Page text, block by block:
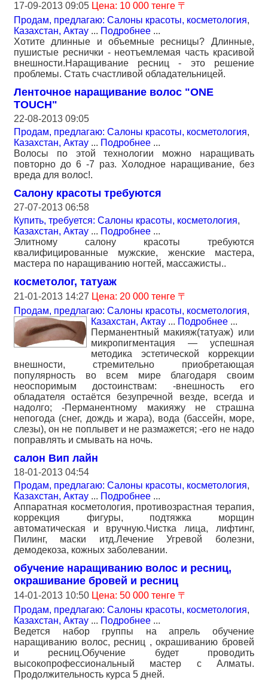
17-09-2013 09:05 Цена: 10 000 тенге 〒
Продам, предлагаю: Салоны красоты, косметология,
Казахстан, Актау ... Подробнее ...
Хотите длинные и объемные ресницы? Длинные,
пушистые реснички - неотъемлемая часть красивой
внешности.Наращивание ресниц - это решение
проблемы. Стать счастливой обладательницей.
Ленточное наращивание волос "ONE
TOUCH"
22-08-2013 09:05
Продам, предлагаю: Салоны красоты, косметология,
Казахстан, Актау ... Подробнее ...
Волосы по этой технологии можно наращивать
повторно до 6 -7 раз. Холодное наращивание, без
вреда для волос!.
Салону красоты требуются
27-07-2013 06:58
Купить, требуется: Салоны красоты, косметология,
Казахстан, Актау ... Подробнее ...
Элитному салону красоты требуются
квалифицированные мужские, женские мастера,
мастера по наращиванию ногтей, массажисты..
косметолог, татуаж
21-01-2013 14:27 Цена: 20 000 тенге 〒
Продам, предлагаю: Салоны красоты, косметология,
Казахстан, Актау ... Подробнее ...
Перманентный макияж(татуаж) или
микропигментация — успешная
методика эстетической коррекции
внешности, стремительно приобретающая
популярность во всем мире благодаря своим
неоспоримым достоинствам: -внешность его
обладателя остаётся безупречной везде, всегда и
надолго; -Перманентному макияжу не страшна
непогода (снег, дождь и жара), вода (бассейн, море,
слезы), он не поплывет и не размажется; -его не надо
поправлять и смывать на ночь.
салон Вип лайн
18-01-2013 04:54
Продам, предлагаю: Салоны красоты, косметология,
Казахстан, Актау ... Подробнее ...
Аппаратная косметология, противозрастная терапия,
коррекция фигуры, подтяжка морщин
автоматическая и вручную.Чистка лица, лифтинг,
Пилинг, маски итд.Лечение Угревой болезни,
демодекоза, кожных заболевании.
обучение наращиванию волос и ресниц,
окрашивание бровей и ресниц
14-01-2013 10:50 Цена: 50 000 тенге 〒
Продам, предлагаю: Салоны красоты, косметология,
Казахстан, Актау ... Подробнее ...
Ведется набор группы на апрель обучение
наращиванию волос, ресниц , окрашиванию бровей
и ресниц.Обучение будет проводить
высокопрофессиональный мастер с Алматы.
Продолжительность курса 5 дней.